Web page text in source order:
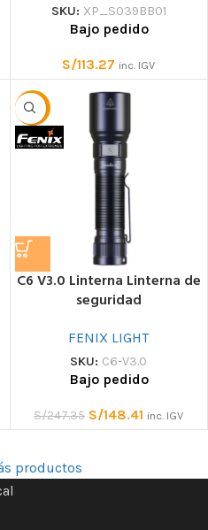
SKU: XP_S039BB01
Bajo pedido
S/113.27 inc. IGV
-40%
C6 V3.0 Linterna Linterna de
seguridad
FENIX LIGHT
SKU: C6-V3.0
Bajo pedido
S/247.35 S/148.41 inc. IGV
productos